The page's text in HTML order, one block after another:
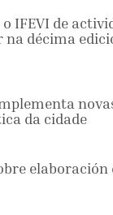
IFEVI de
décima
da cidade
elaboración